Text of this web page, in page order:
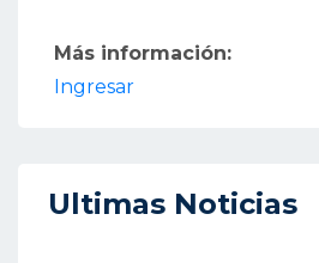
Más información:
Ingresar
Ultimas Noticias